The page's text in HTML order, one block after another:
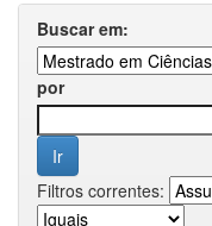
Buscar em:
por
Filtros correntes: